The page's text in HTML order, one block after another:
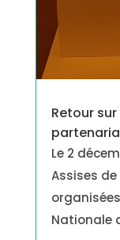
Retour
Le 2
Assises
Nationale